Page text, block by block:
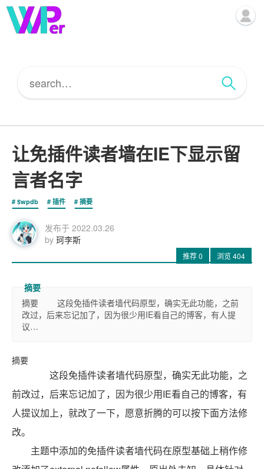
让免插件读者墙在IE下显示留
言者名字
$wpdb 插件 摘要
发布于 2022.03.26
by 珂李斯
推荐0 浏览404
摘要 这段免插件读者墙代码原型，确实无此功能，之前
改过，后来忘记加了，因为很少用IE看自己的博客，有人提
议…
摘要
这段免插件读者墙代码原型，确实无此功能，之
前改过，后来忘记加了，因为很少用IE看自己的博客，有
人提议加上，就改了一下，愿意折腾的可以按下面方法修
改。
主题中添加的免插件读者墙代码在原型基础上稍作修